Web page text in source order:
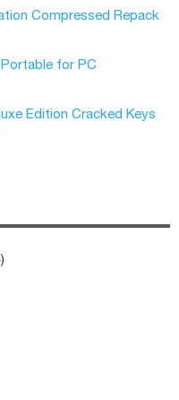
Compressed Repack
for PC
Edition Cracked Keys